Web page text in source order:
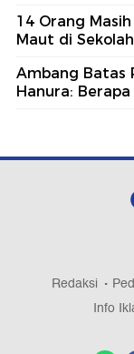
14 Orang
Maut di
Ambang Batas
Hanura:
Redaksi
Info